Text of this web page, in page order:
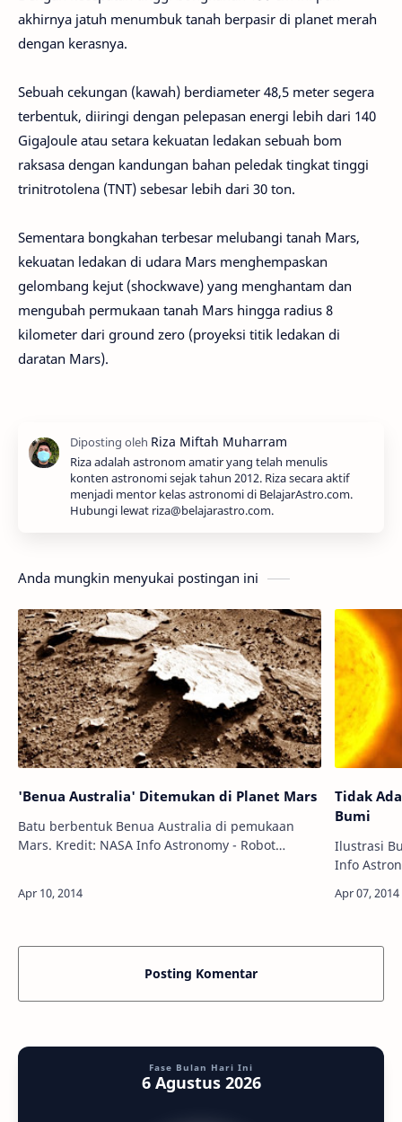
akhirnya jatuh menumbuk tanah berpasir di planet merah
dengan kerasnya.
Sebuah cekungan (kawah) berdiameter 48,5 meter segera
terbentuk, diiringi dengan pelepasan energi lebih dari 140
GigaJoule atau setara kekuatan ledakan sebuah bom
raksasa dengan kandungan bahan peledak tingkat tinggi
trinitrotolena (TNT) sebesar lebih dari 30 ton.
Sementara bongkahan terbesar melubangi tanah Mars,
kekuatan ledakan di udara Mars menghempaskan
gelombang kejut (shockwave) yang menghantam dan
mengubah permukaan tanah Mars hingga radius 8
kilometer dari ground zero (proyeksi titik ledakan di
daratan Mars).
Riza adalah astronom amatir yang telah menulis
konten astronomi sejak tahun 2012. Riza secara aktif
menjadi mentor kelas astronomi di BelajarAstro.com.
Hubungi lewat riza@belajarastro.com.
Anda mungkin menyukai postingan ini
'Benua Australia' Ditemukan di Planet Mars
Batu berbentuk Benua Australia di pemukaan
Mars. Kredit: NASA Info Astronomy - Robot
Tidak
Bumi
Ilustrasi
Info
kita.
Posting Komentar
Fase Bulan Hari Ini
6 Agustus 2026